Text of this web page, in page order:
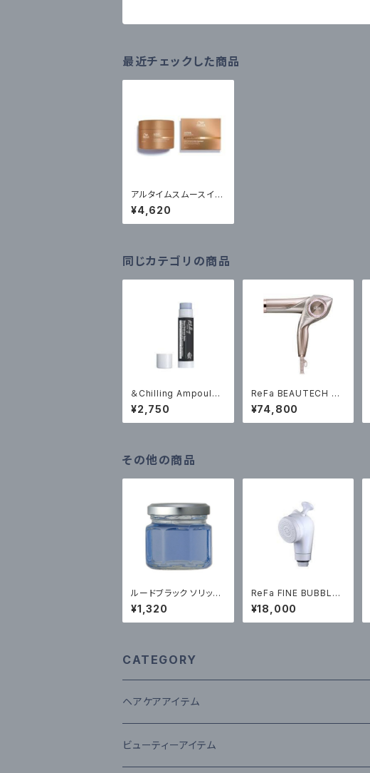
最近チェックした商品
アルタイムスムースイン
テンスマスク150ml ￥4
620（税込）
¥4,620
同じカテゴリの商品
＆Chilling Ampoule
Balm Nose Embrace
Balm【鼻ケア】4.1g￥2
750（税込）
¥2,750
ReFa BEAUTECH DR
YER BX W ￥74800
（税込）
¥74,800
その他の商品
ルードブラック ソリッド
グリース RUEDE BR
AQUE SOLID GREAS
E 50g ¥1,320（税
¥1,320
ReFa FINE BUBBLE
FIT 約105g ￥18000
（税込）
¥18,000
CATEGORY
ヘアケアアイテム
シャンプー
ビューティーアイテム